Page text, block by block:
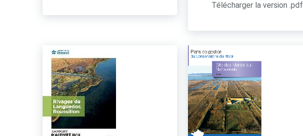
Télécharger la version .pdf